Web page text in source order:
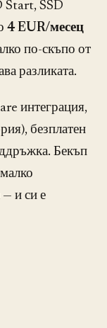
Start, SSD
4 EUR/месец
по-скъпо от
разликата.
интеграция,
безплатен
Бекъп
— и си е